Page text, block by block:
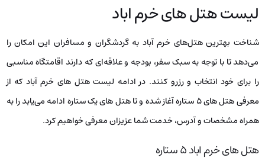
لیست هتل های خرم اباد
شناخت بهترین هتل‌های خرم آباد به گردشگران و مسافران این امکان را
می‌دهد تا با توجه به سبک سفر، بودجه و علاقه‌ای که دارند اقامتگاه مناسبی
را برای خود انتخاب و رزرو کنند. در ادامه لیست هتل‌ های خرم آباد که از
معرفی هتل‌ های ۵ ستاره آغاز شده و تا هتل‌ های یک ستاره ادامه می‌یابد را به
همراه مشخصات و آدرس، خدمت شما عزیزان معرفی خواهیم کرد.
هتل های خرم اباد ۵ ستاره